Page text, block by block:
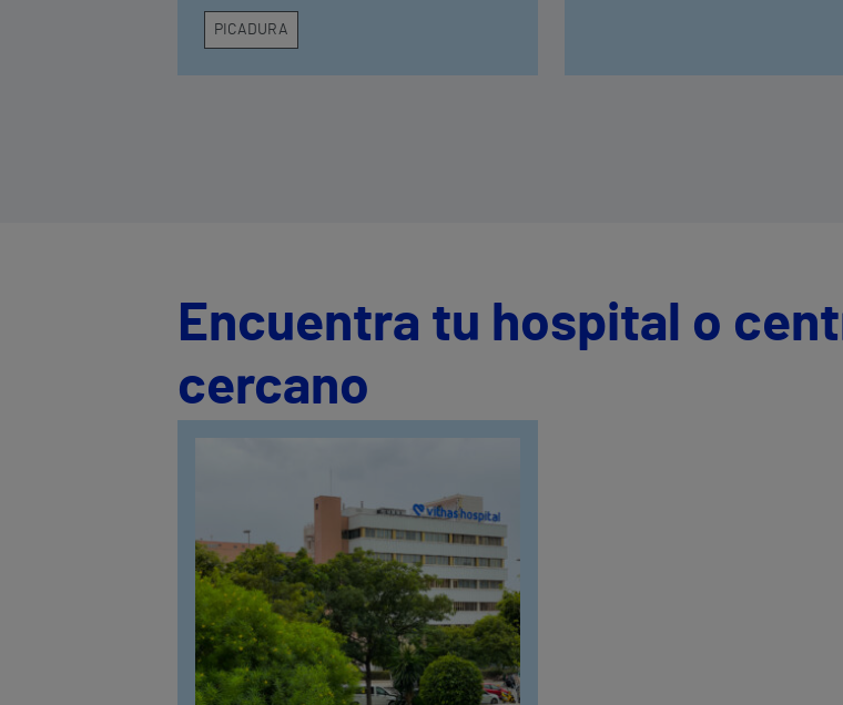
signos de alarma que requieren
atención médica urgente
PICADURA
Encuentra tu hospital o
cercano